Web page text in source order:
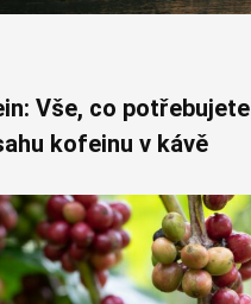
Vše, co potřebujete
kofeinu v kávě